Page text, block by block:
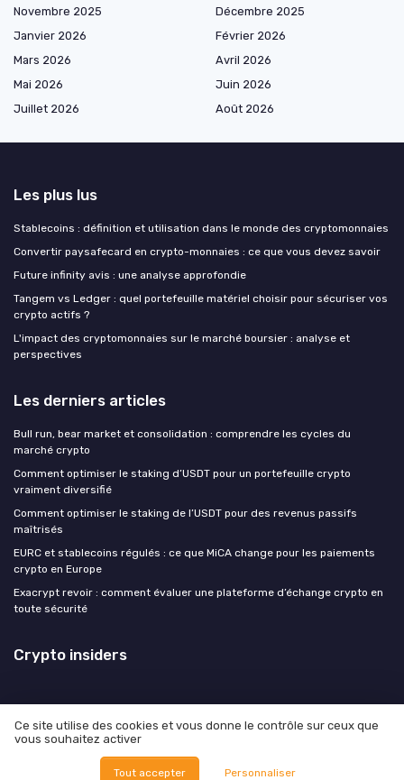
Novembre 2025
Décembre 2025
Janvier 2026
Février 2026
Mars 2026
Avril 2026
Mai 2026
Juin 2026
Juillet 2026
Août 2026
Les plus lus
Stablecoins : définition et utilisation dans le monde des cryptomonnaies
Convertir paysafecard en crypto-monnaies : ce que vous devez savoir
Future infinity avis : une analyse approfondie
Tangem vs Ledger : quel portefeuille matériel choisir pour sécuriser vos
crypto actifs ?
L'impact des cryptomonnaies sur le marché boursier : analyse et
perspectives
Les derniers articles
Bull run, bear market et consolidation : comprendre les cycles du
marché crypto
Comment optimiser le staking d’USDT pour un portefeuille crypto
vraiment diversifié
Comment optimiser le staking de l’USDT pour des revenus passifs
maîtrisés
EURC et stablecoins régulés : ce que MiCA change pour les paiements
crypto en Europe
Exacrypt revoir : comment évaluer une plateforme d’échange crypto en
toute sécurité
Crypto insiders
Mentions légales
© Crypto insiders 2026
Ce site utilise des cookies et vous donne le contrôle sur ceux que
vous souhaitez activer
Tout accepter Personnaliser